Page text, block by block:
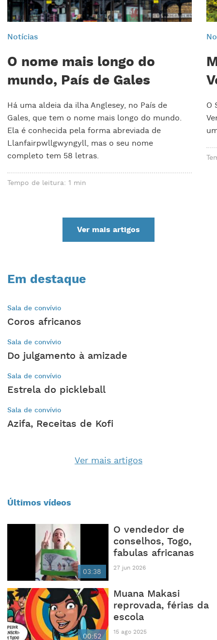
Em destaque
Sala de convívio
Coros africanos
Sala de convívio
Do julgamento à amizade
Sala de convívio
Estrela do pickleball
Sala de convívio
Azifa, Receitas de Kofi
Ver mais artigos
Últimos vídeos
03:38
O vendedor de
conselhos, Togo,
fabulas africanas
27 jun 2026
00:52
Muana Makasi
reprovada, férias da
escola
15 ago 2025
Notícias
O nome mais longo do
mundo, País de Gales
Há uma aldeia da ilha Anglesey, no País de
Gales, que tem o nome mais longo do mundo.
Ela é conhecida pela forma abreviada de
Llanfairpwllgwyngyll, mas o seu nome
completo tem 58 letras.
Tempo de leitura: 1 min
O
Ver mais artigos